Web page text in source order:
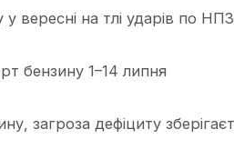
вересні на тлі ударів по НПЗ
бензину 1–14 липня
загроза дефіциту